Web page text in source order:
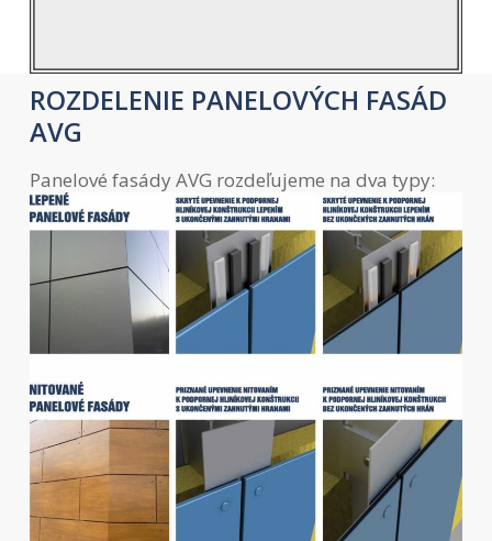
ROZDELENIE PANELOVÝCH FASÁD
AVG
Panelové fasády AVG rozdeľujeme na dva typy: